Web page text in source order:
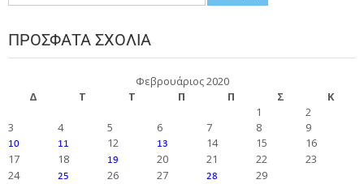
ΠΡΌΣΦΑΤΑ ΣΧΌΛΙΑ
Φεβρουάριος 2020
Δ
Τ Τ Π Π Σ
Κ
1
2
3
4 5 6 7 8 9
10 11 12 13 14 15
16
17
18 19 20 21 22
23
24
25 26 27 28 29